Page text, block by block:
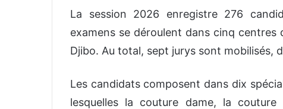
La session 2026 enregistre 276
examens se déroulent dans cinq
Djibo. Au total, sept jurys sont mobilisés,
Les candidats composent dans dix
lesquelles la couture dame, la